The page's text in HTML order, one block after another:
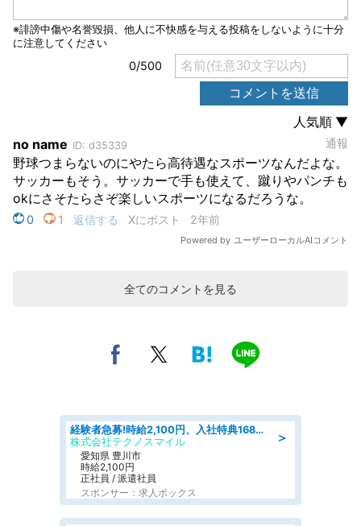
全てのコメントを見る
＞
経験者急募!時給2,100円、入社特典168万円の自動車製造業務/トヨタ自動車/tutumi
株式会社テクノスマイル
愛知県 豊川市
時給2,100円
正社員 / 派遣社員
スポンサー：求人ボックス